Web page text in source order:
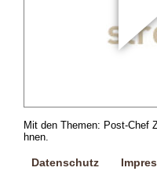
Mit den Themen: Post-Chef
hnen.
Datenschutz